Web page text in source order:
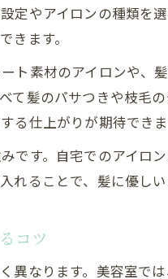
自宅と美容室のツ
くせ毛も安心な美容室の
くせ毛対応の美容
髪が痛まない美容
美容室ならではの
ヘアアイロンの適
美容室でくせ毛を
美容室と自宅アイ
専門美容室のアイ
定やアイロンの種類を
きます。
ト素材のアイロンや
て髪のパサつきや枝毛
る仕上がりが期待できま
です。自宅でのアイロ
ることで、髪に優し
コツ
異なります。美容室で